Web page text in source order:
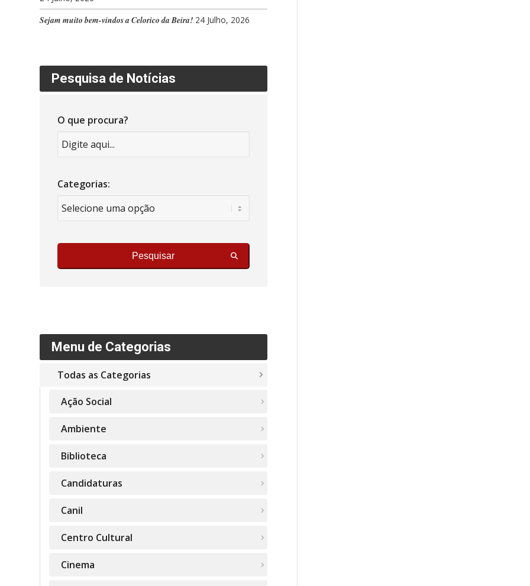
Sejam muito bem-vindos a Celorico da Beira! 24 Julho, 2026
Pesquisa de Notícias
O que procura?
Categorias:
Pesquisar
Menu de Categorias
Todas as Categorias
Ação Social
Ambiente
Biblioteca
Candidaturas
Canil
Centro Cultural
Cinema